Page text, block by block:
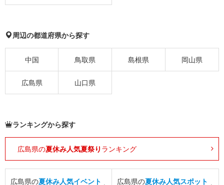
周辺の都道府県から探す
中国 鳥取県 島根県 岡山県
広島県 山口県
ランキングから探す
広島県の夏休み人気夏祭り ランキング
広島県の夏休み人気イベント 広島県の夏休み人気スポット